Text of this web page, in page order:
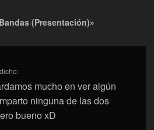
(Presentación)»
mucho en ver algún
ninguna de las dos
bueno xD